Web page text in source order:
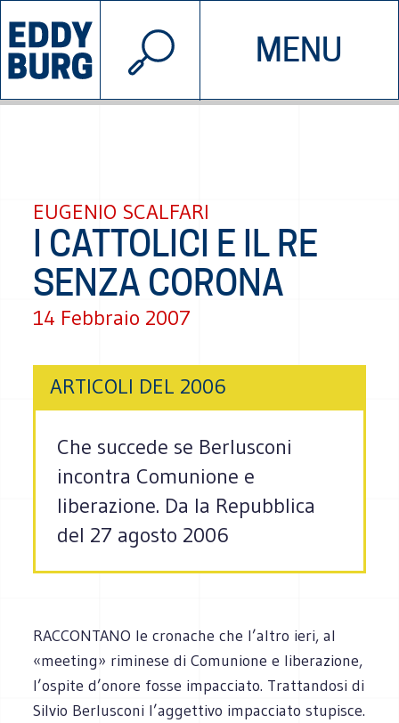
MENU
INIZIATIVE CHI SIAMO
© 2026 EDDYBURG
EUGENIO SCALFARI
I CATTOLICI E IL RE
SENZA CORONA
14 Febbraio 2007
ARTICOLI DEL 2006
Che succede se Berlusconi
incontra Comunione e
liberazione. Da la Repubblica
del 27 agosto 2006
RACCONTANO le cronache che l’altro ieri, al
«meeting» riminese di Comunione e liberazione,
l’ospite d’onore fosse impacciato. Trattandosi di
Silvio Berlusconi l’aggettivo impacciato stupisce.